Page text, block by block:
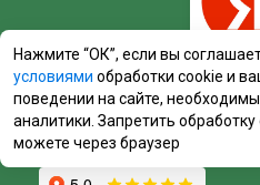
Нажмите “ОК”, если вы
условиями обработки cookie и
поведении на сайте,
аналитики. Запретить обработку
можете через браузер